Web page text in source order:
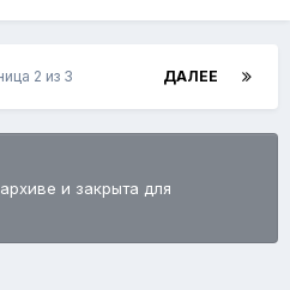
ДАЛЕЕ
2 из 3
и закрыта для